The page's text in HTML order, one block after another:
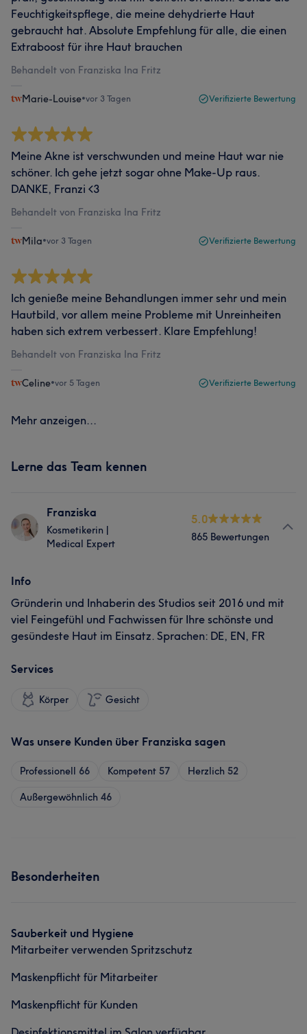
Feuchtigkeitspflege, die meine dehydrierte Haut
gebraucht hat. Absolute Empfehlung für alle, die einen
Extraboost für ihre Haut brauchen
Behandelt von Franziska Ina Fritz
Marie-Louise•vor 3 Tagen Verifizierte Bewertung
Meine Akne ist verschwunden und meine Haut war nie
schöner. Ich gehe jetzt sogar ohne Make-Up raus.
DANKE, Franzi <3
Behandelt von Franziska Ina Fritz
Mila•vor 3 Tagen Verifizierte Bewertung
Ich genieße meine Behandlungen immer sehr und mein
Hautbild, vor allem meine Probleme mit Unreinheiten
haben sich extrem verbessert. Klare Empfehlung!
Behandelt von Franziska Ina Fritz
Celine•vor 5 Tagen Verifizierte Bewertung
Mehr anzeigen...
Lerne das Team kennen
Franziska
Kosmetikerin |
Medical Expert
5.0
865 Bewertungen
Info
Gründerin und Inhaberin des Studios seit 2016 und mit
viel Feingefühl und Fachwissen für Ihre schönste und
gesündeste Haut im Einsatz. Sprachen: DE, EN, FR
Services
Körper Gesicht
Was unsere Kunden über Franziska sagen
Professionell 66 Kompetent 57 Herzlich 52
Außergewöhnlich 46
Besonderheiten
Sauberkeit und Hygiene
Mitarbeiter verwenden Spritzschutz
Maskenpflicht für Mitarbeiter
Maskenpflicht für Kunden